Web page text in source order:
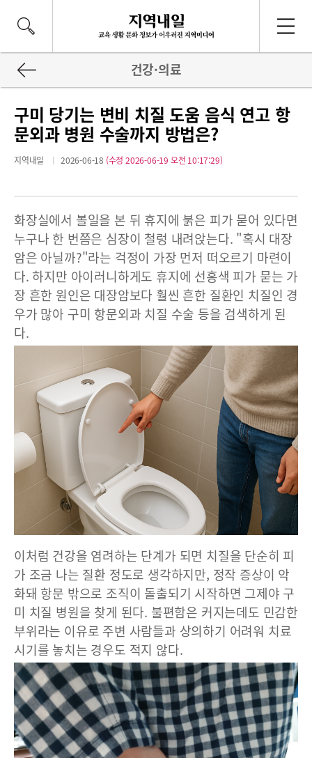
건강·의료
구미 당기는 변비 치질 도움 음식 연고 항
문외과 병원 수술까지 방법은?
지역내일 2026-06-18 (수정 2026-06-19 오전 10:17:29)
화장실에서 볼일을 본 뒤 휴지에 붉은 피가 묻어 있다면
누구나 한 번쯤은 심장이 철렁 내려앉는다. "혹시 대장
암은 아닐까?"라는 걱정이 가장 먼저 떠오르기 마련이
다. 하지만 아이러니하게도 휴지에 선홍색 피가 묻는 가
장 흔한 원인은 대장암보다 훨씬 흔한 질환인 치질인 경
우가 많아 구미 항문외과 치질 수술 등을 검색하게 된
다.
이처럼 건강을 염려하는 단계가 되면 치질을 단순히 피
가 조금 나는 질환 정도로 생각하지만, 정작 증상이 악
화돼 항문 밖으로 조직이 돌출되기 시작하면 그제야 구
미 치질 병원을 찾게 된다. 불편함은 커지는데도 민감한
부위라는 이유로 주변 사람들과 상의하기 어려워 치료
시기를 놓치는 경우도 적지 않다.